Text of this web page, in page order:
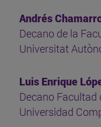
Andrés
Decano de la
Universitat
Luis Enrique
Decano Facultad
Universidad